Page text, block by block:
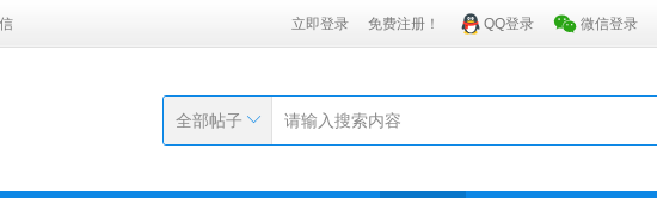
立即登录 免费注册！ QQ登录 微信登录
全部帖子